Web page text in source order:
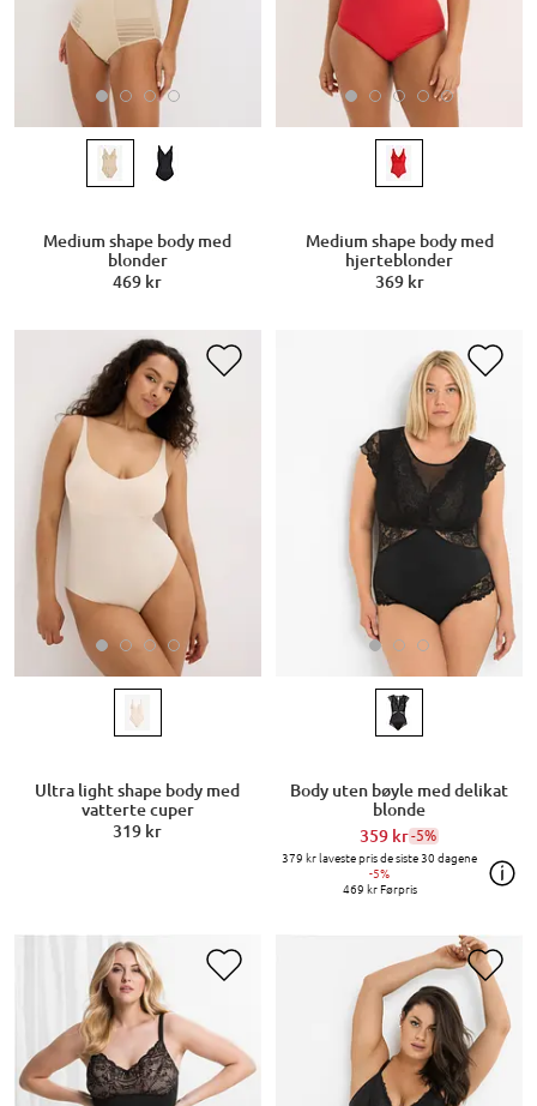
Medium shape body med
blonder
469 kr
Medium shape body med
hjerteblonder
369 kr
Ultra light shape body med
vatterte cuper
319 kr
Body uten bøyle med delikat
blonde
359 kr-5%
379 krlaveste pris de siste 30 dagene
-5%
469 krFørpris